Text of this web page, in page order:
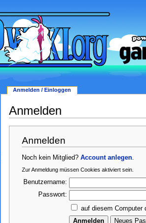
Anmelden
Anmelden
Noch kein Mitglied?Account anlegen
Zur Anmeldung müssen Cookies aktiviert sein.
Benutzername:
Passwort:
auf diesem Computer
Anmelden / Einloggen